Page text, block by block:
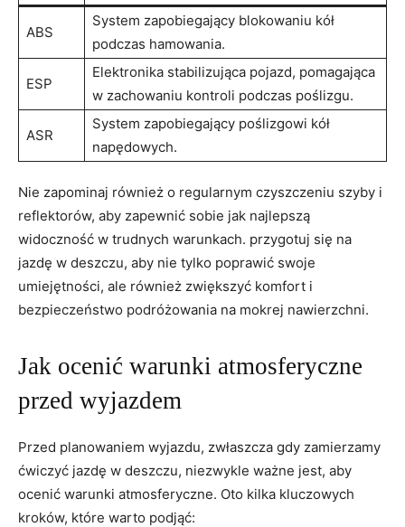
ABS
System zapobiegający ​blokowaniu ⁣kół
podczas hamowania.
ESP
Elektronika‌ stabilizująca pojazd, pomagająca‌
w ⁣zachowaniu kontroli podczas poślizgu.
ASR
System zapobiegający​ poślizgowi kół
napędowych.
Nie zapominaj również o ​regularnym czyszczeniu⁣ szyby ⁣i
reflektorów, aby ‍zapewnić sobie jak najlepszą
widoczność ‌w trudnych warunkach. przygotuj się na
jazdę w deszczu, aby nie tylko poprawić ⁣swoje
umiejętności, ale⁢ również zwiększyć komfort i
bezpieczeństwo podróżowania‌ na mokrej nawierzchni.
Jak ocenić​ warunki atmosferyczne
przed wyjazdem
Przed⁢ planowaniem wyjazdu,⁤ zwłaszcza gdy zamierzamy
‌ćwiczyć jazdę w deszczu, niezwykle ważne ⁣jest, aby
ocenić warunki atmosferyczne. Oto kilka kluczowych
kroków, które warto podjąć: